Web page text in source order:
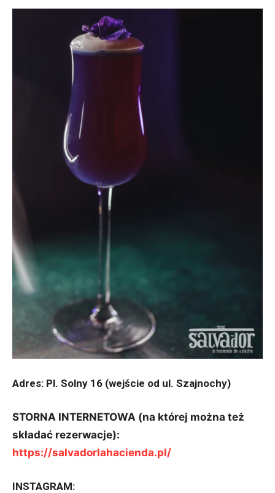
Adres: Pl. Solny 16 (wejście od ul. Szajnochy)
STORNA INTERNETOWA (na której można też
składać rezerwacje):
https://salvadorlahacienda.pl/
INSTAGRAM: